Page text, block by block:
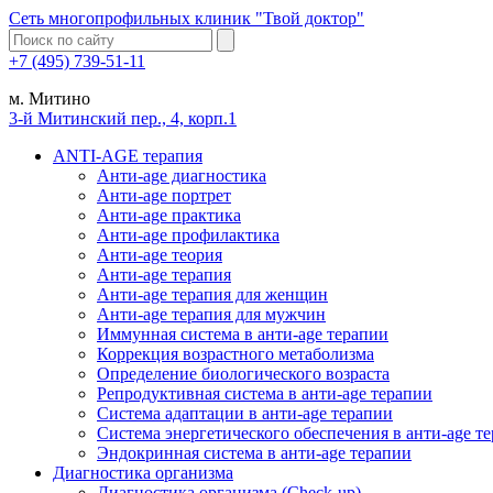
Сеть многопрофильных клиник "Твой доктор"
+7 (495) 739-51-11
м. Митино
3-й Митинский пер., 4, корп.1
ANTI-AGE терапия
Анти-age диагностика
Анти-age портрет
Анти-age практика
Анти-age профилактика
Анти-age теория
Анти-age терапия
Анти-age терапия для женщин
Анти-age терапия для мужчин
Иммунная система в анти-age терапии
Коррекция возрастного метаболизма
Определение биологического возраста
Репродуктивная система в анти-age терапии
Система адаптации в анти-age терапии
Система энергетического обеспечения в анти-age
Эндокринная система в анти-age терапии
Диагностика организма